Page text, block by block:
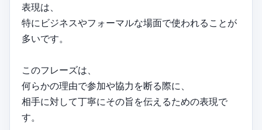
表現は、
特にビジネスやフォーマルな場面で使われることが
多いです。
このフレーズは、
何らかの理由で参加や協力を断る際に、
相手に対して丁寧にその旨を伝えるための表現で
す。